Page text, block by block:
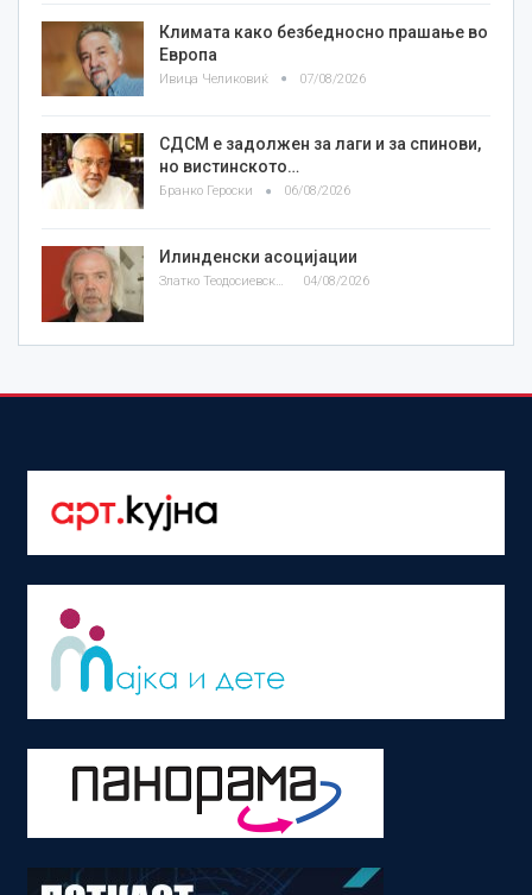
Климата како безбедносно прашање во
Европа
Ивица Челиковиќ 07/08/2026
СДСМ е задолжен за лаги и за спинови,
но вистинското…
Бранко Героски 06/08/2026
Илинденски асоцијации
Златко Теодосиевски 04/08/2026